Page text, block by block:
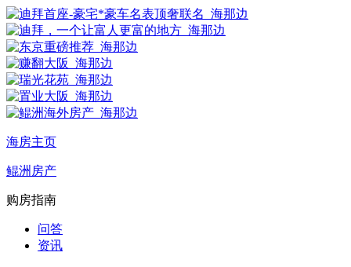
海房主页
鲲洲房产
购房指南
问答
资讯